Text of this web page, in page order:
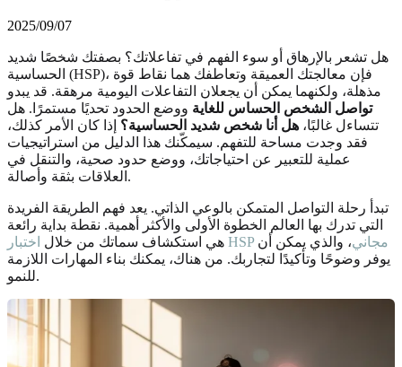
2025/09/07
هل تشعر بالإرهاق أو سوء الفهم في تفاعلاتك؟ بصفتك شخصًا شديد
الحساسية (HSP)، فإن معالجتك العميقة وتعاطفك هما نقاط قوة
مذهلة، ولكنهما يمكن أن يجعلان التفاعلات اليومية مرهقة. قد يبدو
تواصل الشخص الحساس للغاية ووضع الحدود تحديًا مستمرًا. هل
تتساءل غالبًا، هل أنا شخص شديد الحساسية؟ إذا كان الأمر كذلك،
فقد وجدت مساحة للتفهم. سيمكّنك هذا الدليل من استراتيجيات
عملية للتعبير عن احتياجاتك، ووضع حدود صحية، والتنقل في
العلاقات بثقة وأصالة.
تبدأ رحلة التواصل المتمكن بالوعي الذاتي. يعد فهم الطريقة الفريدة
التي تدرك بها العالم الخطوة الأولى والأكثر أهمية. نقطة بداية رائعة
هي استكشاف سماتك من خلال
اختبار HSP مجاني، والذي يمكن أن
يوفر وضوحًا وتأكيدًا لتجاربك. من هناك، يمكنك بناء المهارات اللازمة
للنمو.